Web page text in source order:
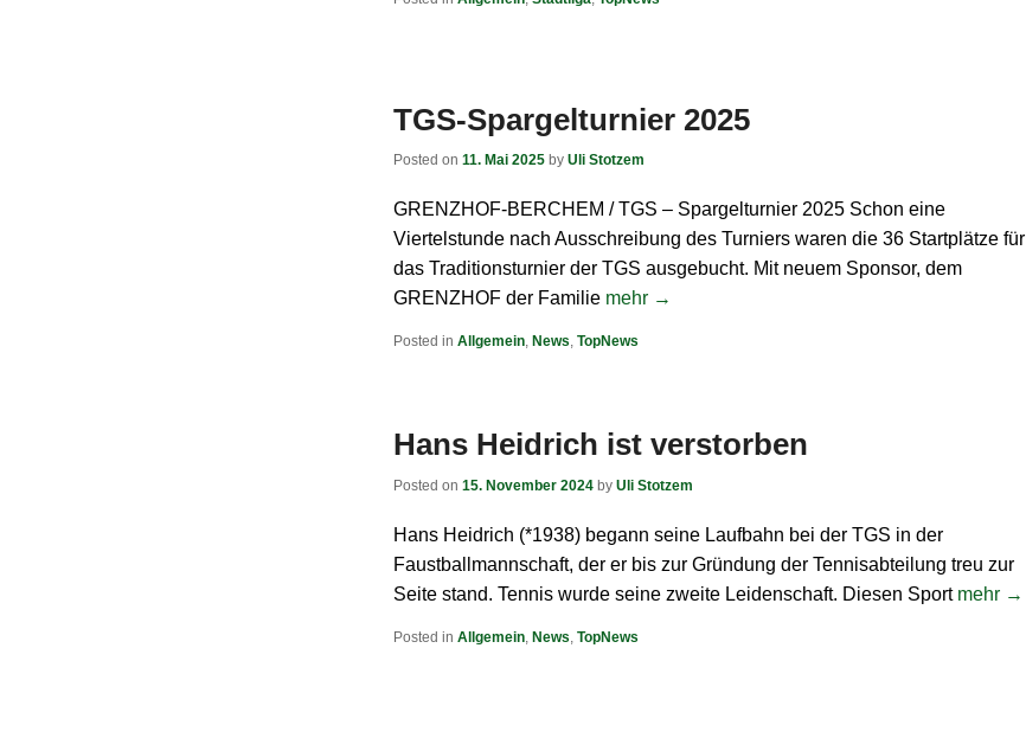
TGS-Spargelturnier 2025
Posted on 11. Mai 2025 by Uli Stotzem
GRENZHOF-BERCHEM / TGS – Spargelturnier 2025 Schon eine
Viertelstunde nach Ausschreibung des Turniers waren die 36 Startplätze für
das Traditionsturnier der TGS ausgebucht. Mit neuem Sponsor, dem
GRENZHOF der Familie mehr →
Posted in Allgemein, News, TopNews
Hans Heidrich ist verstorben
Posted on 15. November 2024 by Uli Stotzem
Hans Heidrich (*1938) begann seine Laufbahn bei der TGS in der
Faustballmannschaft, der er bis zur Gründung der Tennisabteilung treu zur
Seite stand. Tennis wurde seine zweite Leidenschaft. Diesen Sport mehr →
Posted in Allgemein, News, TopNews